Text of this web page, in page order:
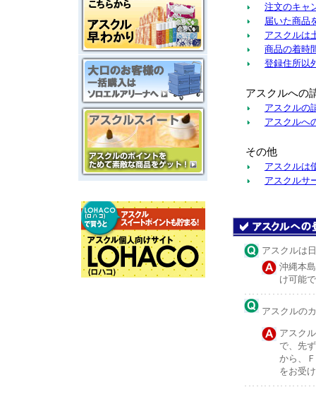
注文のキャ
届いた商品
アスクルは
商品の着時
登録住所以
アスクルへの
アスクルの
アスクルへ
その他
アスクルは
アスクルサ
アスクルは
沖縄本
け可能
アスクルの
アスク
で、先
から、
をお受